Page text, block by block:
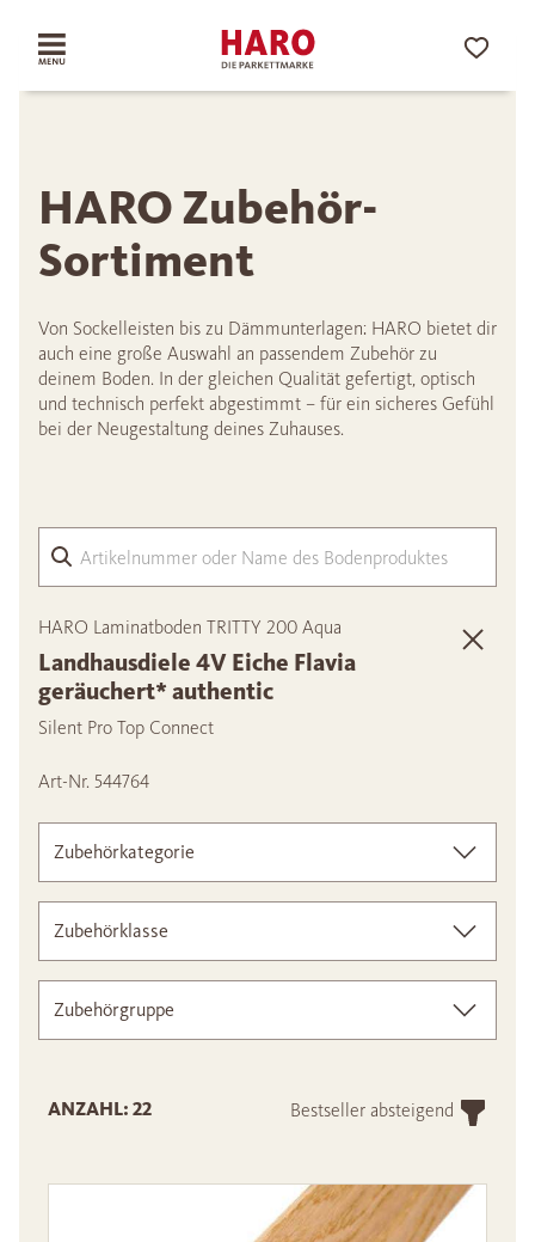
HARO Zubehör-
Sortiment
Von Sockelleisten bis zu Dämmunterlagen: HARO bietet dir
auch eine große Auswahl an passendem Zubehör zu
deinem Boden. In der gleichen Qualität gefertigt, optisch
und technisch perfekt abgestimmt – für ein sicheres Gefühl
bei der Neugestaltung deines Zuhauses.
HARO Laminatboden TRITTY 200 Aqua
Landhausdiele 4V Eiche Flavia
geräuchert* authentic
Silent Pro Top Connect
Art-Nr. 544764
Zubehörkategorie
Zubehörklasse
Zubehörgruppe
ANZAHL: 22 Bestseller absteigend